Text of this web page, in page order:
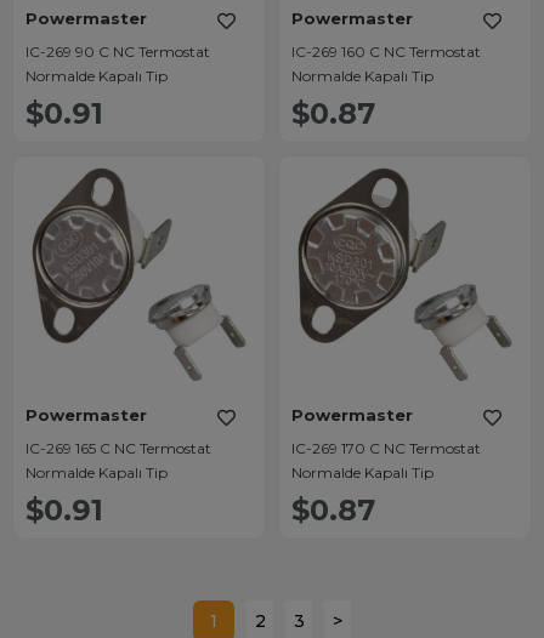
Powermaster
IC-269 90 C NC Termostat
Normalde Kapalı Tip
$0.91
Powermaster
IC-269 160 C NC Termostat
Normalde Kapalı Tip
$0.87
Powermaster
IC-269 165 C NC Termostat
Normalde Kapalı Tip
$0.91
Powermaster
IC-269 170 C NC Termostat
Normalde Kapalı Tip
$0.87
1 2 3 >